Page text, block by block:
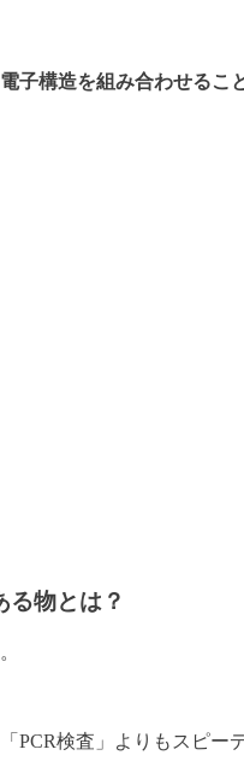
子構造を組み合わせるこ
る物とは？
「PCR検査」よりもスピ